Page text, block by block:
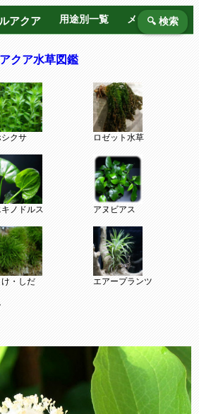
アクア 用途別一覧 メーカー別
🔍 検索
クア水草図鑑
クサ ロゼット水草
ノドルス アヌビアス
け・しだ エアープランツ